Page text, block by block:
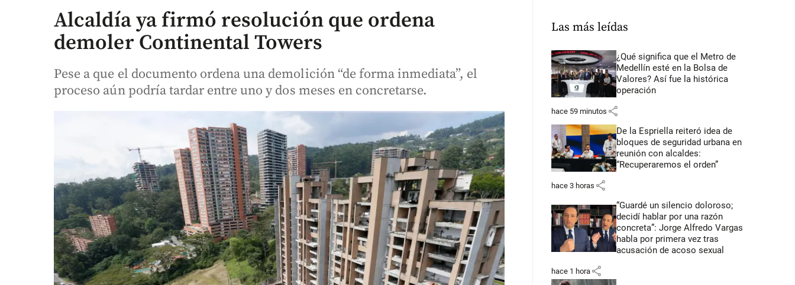
Alcaldía ya firmó resolución que ordena
demoler Continental Towers
Pese a que el documento ordena una demolición “de forma inmediata”, el
proceso aún podría tardar entre uno y dos meses en concretarse.
Las más leídas
¿Qué significa que el Metro de
Medellín esté en la Bolsa de
Valores? Así fue la histórica
operación
hace 59 minutos share
De la Espriella reiteró idea de
bloques de seguridad urbana en
reunión con alcaldes:
“Recuperaremos el orden”
hace 3 horas share
“Guardé un silencio doloroso;
decidí hablar por una razón
concreta”: Jorge Alfredo Vargas
habla por primera vez tras
acusación de acoso sexual
hace 1 hora share